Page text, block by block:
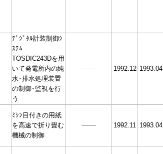
ﾃﾞｼﾞﾀﾙ計装制御ｼ
ｽﾃﾑ
TOSDIC243Dを用
いて発電所内の純
水･排水処理装置
の制御･監視を行
う
1992.12 1993.04
ﾐｼﾝ目付きの用紙
を高速で折り畳む
機械の制御
1992.11 1993.04